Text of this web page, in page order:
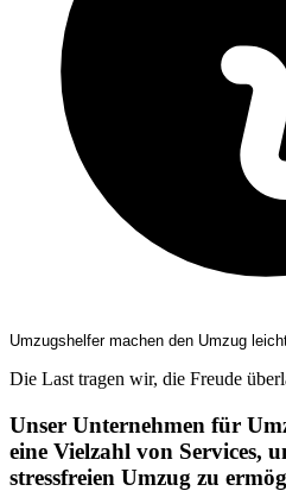
Umzugshelfer machen den Umzug
Die Last tragen wir, die Freude
Unser Unternehmen für
eine Vielzahl von Services,
stressfreien Umzug zu